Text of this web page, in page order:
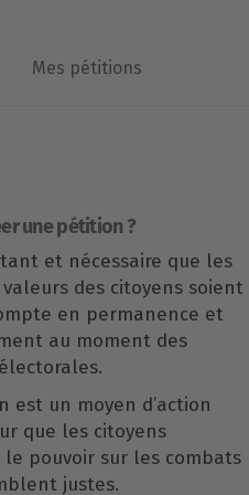
Mes pétitions
une pétition ?
et nécessaire que les
des citoyens soient
en permanence et
au moment des
est un moyen d’action
que les citoyens
pouvoir sur les combats
justes.